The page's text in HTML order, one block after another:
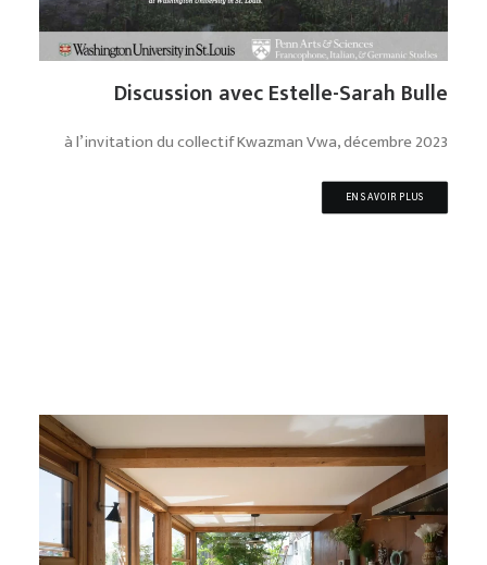
Discussion avec Estelle-Sarah Bulle
à l’invitation du collectif Kwazman Vwa, décembre 2023
EN SAVOIR PLUS